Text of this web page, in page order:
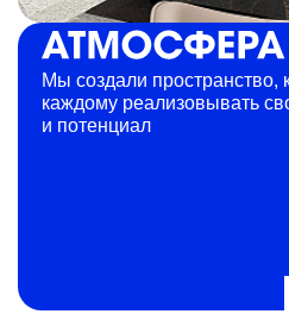
Мы создали пространство,
каждому реализовывать
и потенциал